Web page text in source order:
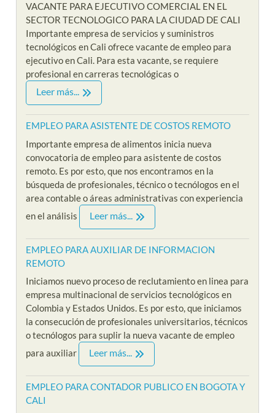
VACANTE PARA EJECUTIVO COMERCIAL EN EL
SECTOR TECNOLOGICO PARA LA CIUDAD DE CALI
Importante empresa de servicios y suministros
tecnológicos en Cali ofrece vacante de empleo para
ejecutivo en Cali. Para esta vacante, se requiere
profesional en carreras tecnológicas o
Leer más...
EMPLEO PARA ASISTENTE DE COSTOS REMOTO
Importante empresa de alimentos inicia nueva
convocatoria de empleo para asistente de costos
remoto. Es por esto, que nos encontramos en la
búsqueda de profesionales, técnico o tecnólogos en el
area contable o áreas administrativas con experiencia
en el análisis
Leer más...
EMPLEO PARA AUXILIAR DE INFORMACION
REMOTO
Iniciamos nuevo proceso de reclutamiento en linea para
empresa multinacional de servicios tecnológicos en
Colombia y Estados Unidos. Es por esto, que iniciamos
la consecución de profesionales universitarios, técnicos
o tecnólogos para suplir la nueva vacante de empleo
para auxiliar
Leer más...
EMPLEO PARA CONTADOR PUBLICO EN BOGOTA Y
CALI